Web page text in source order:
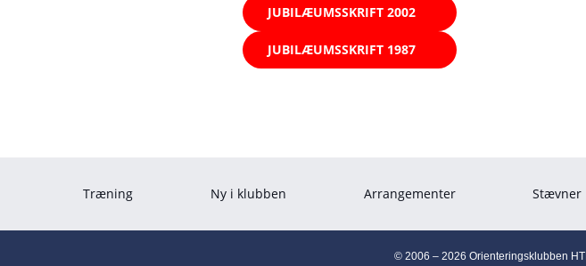
JUBILÆUMSSKRIFT 2002
JUBILÆUMSSKRIFT 1987
Træning Ny i klubben Arrangementer Stævner
© 2006 – 2026 Orienteringsklubben